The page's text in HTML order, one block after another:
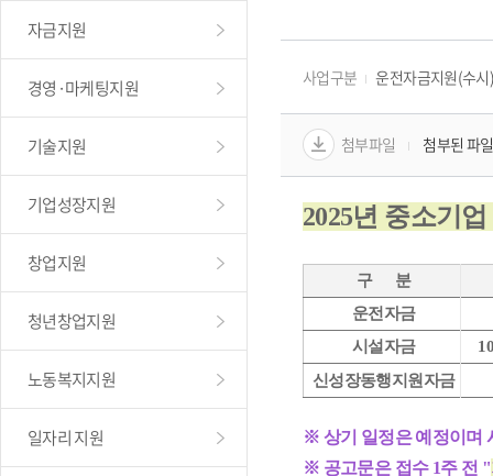
자금지원
경영·마케팅지원
기술지원
기업성장지원
창업지원
청년창업지원
노동복지지원
일자리 지원
사업구분 운전자금지원(수
첨부파일 첨부된 파
2025년 중소기
구      분
운전자금
시설자금
신성장동행지원자금
※ 상기 일정은 예정이며
※ 공고문은 접수 1주 전 "